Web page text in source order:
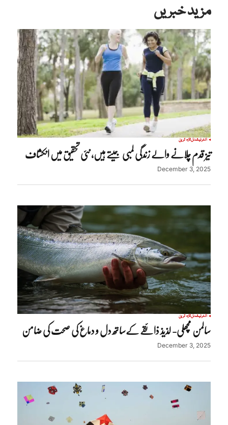
مزید خبریں
انٹرنیشنلتازہ ترین
تیز قدم چلانے والے زندگی لمبی جیتے ہیں، نئی تحقیق میں انکشاف
December 3, 2025
انٹرنیشنلتازہ ترین
سالمن مچھلی- لذیذ ذائقے کےساتھ دل و دماغ کی صحت کی ضامن
December 3, 2025